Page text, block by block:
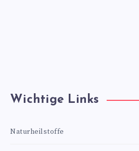
Wichtige Links
Naturheilstoffe